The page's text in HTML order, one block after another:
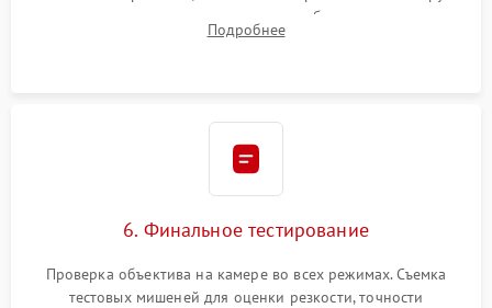
программным или механическим способом для устранения
бэк
Подробнее
6. Финальное тестирование
Проверка объектива на камере во всех режимах. Съемка
тестовых мишеней для оценки резкости, точности